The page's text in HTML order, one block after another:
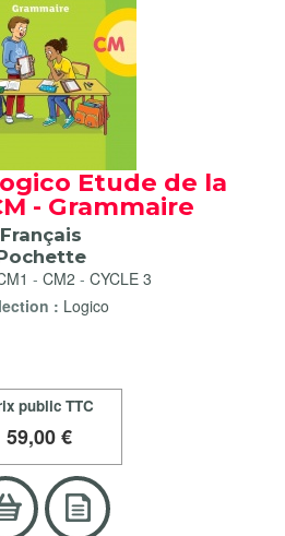
Etude de la
- Grammaire
Français
- CM2 - CYCLE 3
: Logico
public TTC
59,00 €